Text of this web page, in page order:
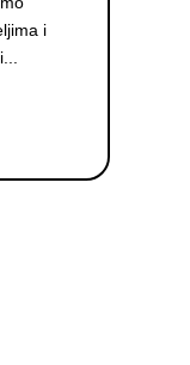
i